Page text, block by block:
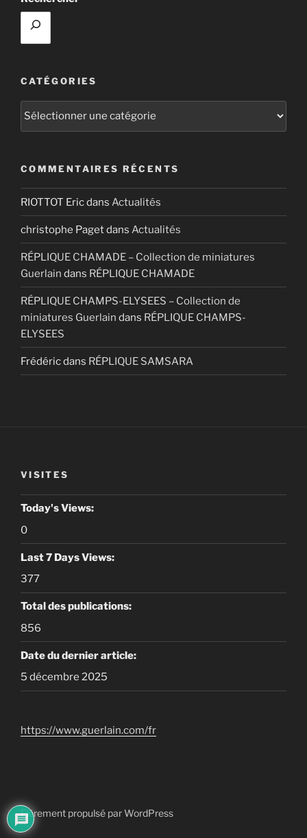
CATÉGORIES
Catégories
COMMENTAIRES RÉCENTS
RIOTTOT Ericdans Actualités
christophe Pagetdans Actualités
RÉPLIQUE CHAMADE – Collection de miniatures
Guerlain dans RÉPLIQUE CHAMADE
RÉPLIQUE CHAMPS-ELYSEES – Collection de
miniatures Guerlain dans RÉPLIQUE CHAMPS-
ELYSEES
Frédéricdans RÉPLIQUE SAMSARA
VISITES
Today's Views:
0
Last 7 Days Views:
377
Total des publications:
856
Date du dernier article:
5 décembre 2025
https://www.guerlain.com/fr
Fièrement propulsé par WordPress